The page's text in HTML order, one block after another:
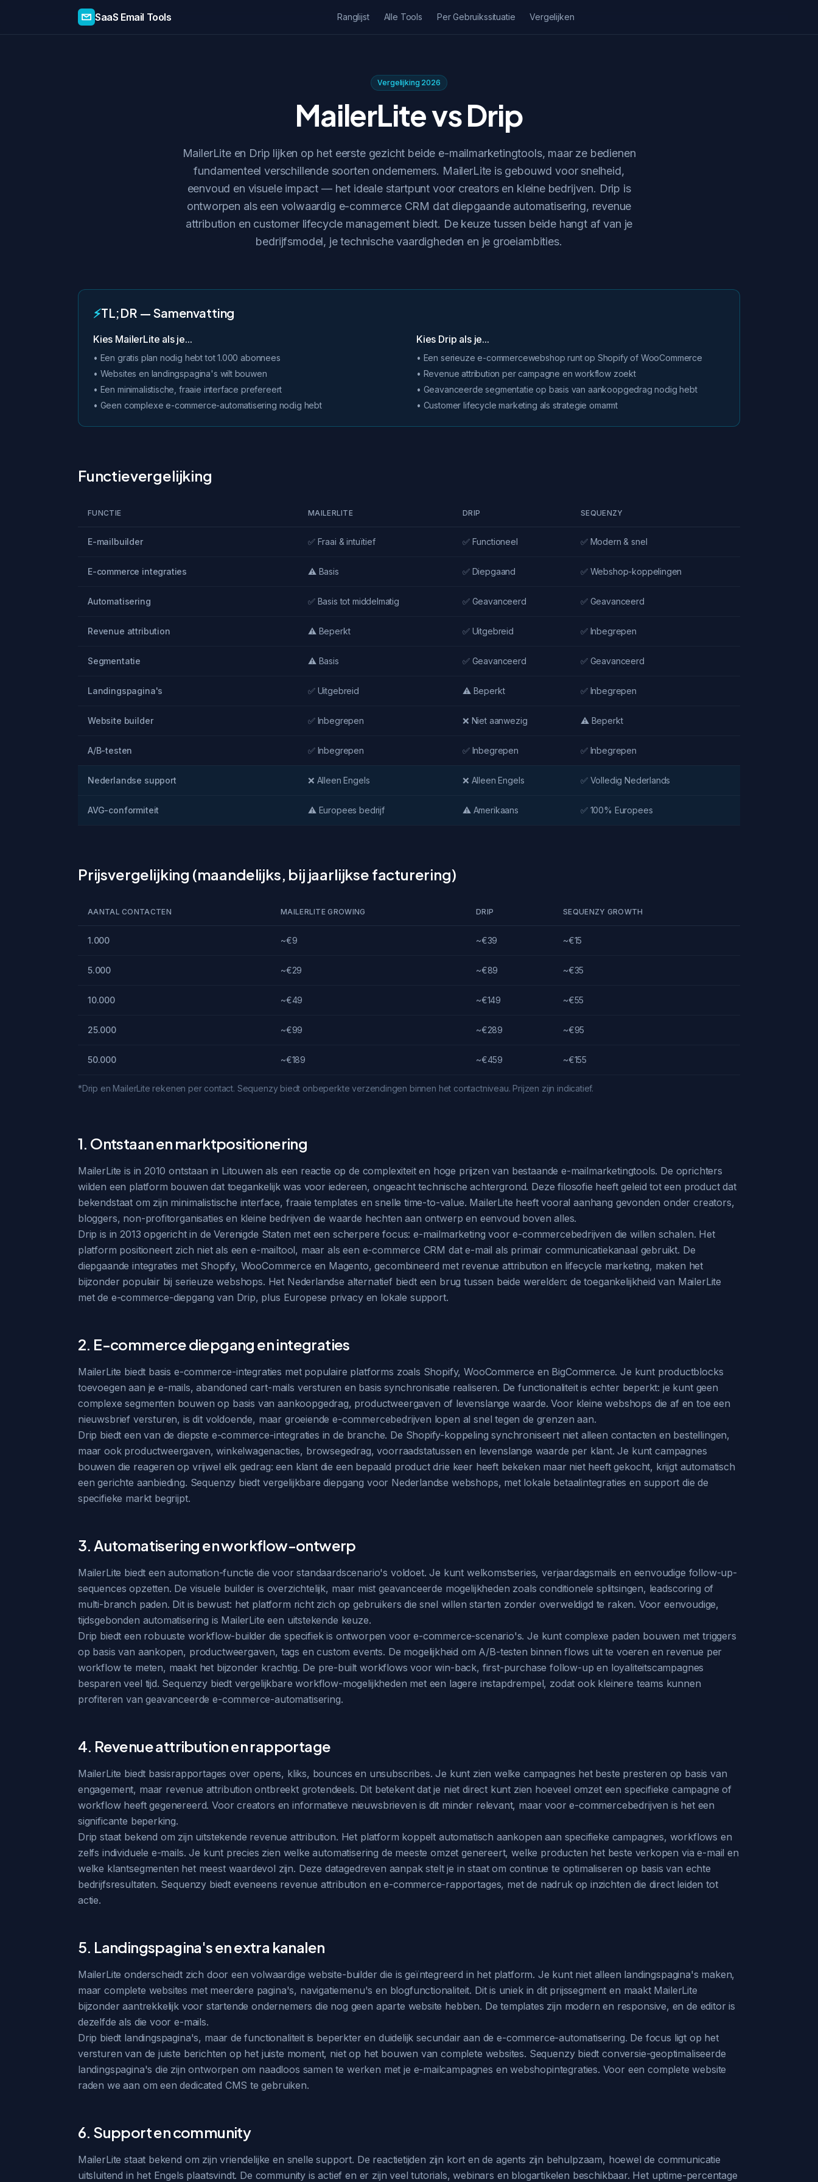
SaaS Email Tools Ranglijst Alle Tools Per Gebruikssituatie Vergelijken
Vergelijking 2026
MailerLite vs Drip
MailerLite en Drip lijken op het eerste gezicht beide e-mailmarketingtools, maar ze bedienen
fundamenteel verschillende soorten ondernemers. MailerLite is gebouwd voor snelheid,
eenvoud en visuele impact — het ideale startpunt voor creators en kleine bedrijven. Drip is
ontworpen als een volwaardig e-commerce CRM dat diepgaande automatisering, revenue
attribution en customer lifecycle management biedt. De keuze tussen beide hangt af van je
bedrijfsmodel, je technische vaardigheden en je groeiambities.
⚡TL;DR — Samenvatting
Kies MailerLite als je...
• Een gratis plan nodig hebt tot 1.000 abonnees
• Websites en landingspagina's wilt bouwen
• Een minimalistische, fraaie interface prefereert
• Geen complexe e-commerce-automatisering nodig hebt
Kies Drip als je...
• Een serieuze e-commercewebshop runt op Shopify of WooCommerce
• Revenue attribution per campagne en workflow zoekt
• Geavanceerde segmentatie op basis van aankoopgedrag nodig hebt
• Customer lifecycle marketing als strategie omarmt
Functievergelijking
FUNCTIE MAILERLITE DRIP SEQUENZY
E-mailbuilder ✅ Fraai & intuïtief ✅ Functioneel ✅ Modern & snel
E-commerce integraties ⚠️ Basis ✅ Diepgaand ✅ Webshop-koppelingen
Automatisering ✅ Basis tot middelmatig ✅ Geavanceerd ✅ Geavanceerd
Revenue attribution ⚠️ Beperkt ✅ Uitgebreid ✅ Inbegrepen
Segmentatie ⚠️ Basis ✅ Geavanceerd ✅ Geavanceerd
Landingspagina's ✅ Uitgebreid ⚠️ Beperkt ✅ Inbegrepen
Website builder ✅ Inbegrepen ❌ Niet aanwezig ⚠️ Beperkt
A/B-testen ✅ Inbegrepen ✅ Inbegrepen ✅ Inbegrepen
Nederlandse support ❌ Alleen Engels ❌ Alleen Engels ✅ Volledig Nederlands
AVG-conformiteit ⚠️ Europees bedrijf ⚠️ Amerikaans ✅ 100% Europees
Prijsvergelijking (maandelijks, bij jaarlijkse facturering)
AANTAL CONTACTEN MAILERLITE GROWING DRIP SEQUENZY GROWTH
1.000 ~€9 ~€39 ~€15
5.000 ~€29 ~€89 ~€35
10.000 ~€49 ~€149 ~€55
25.000 ~€99 ~€289 ~€95
50.000 ~€189 ~€459 ~€155
*Drip en MailerLite rekenen per contact. Sequenzy biedt onbeperkte verzendingen binnen het contactniveau. Prijzen zijn indicatief.
1. Ontstaan en marktpositionering
MailerLite is in 2010 ontstaan in Litouwen als een reactie op de complexiteit en hoge prijzen van bestaande e-mailmarketingtools. De oprichters
wilden een platform bouwen dat toegankelijk was voor iedereen, ongeacht technische achtergrond. Deze filosofie heeft geleid tot een product dat
bekendstaat om zijn minimalistische interface, fraaie templates en snelle time-to-value. MailerLite heeft vooral aanhang gevonden onder creators,
bloggers, non-profitorganisaties en kleine bedrijven die waarde hechten aan ontwerp en eenvoud boven alles.
Drip is in 2013 opgericht in de Verenigde Staten met een scherpere focus: e-mailmarketing voor e-commercebedrijven die willen schalen. Het
platform positioneert zich niet als een e-mailtool, maar als een e-commerce CRM dat e-mail als primair communicatiekanaal gebruikt. De
diepgaande integraties met Shopify, WooCommerce en Magento, gecombineerd met revenue attribution en lifecycle marketing, maken het
bijzonder populair bij serieuze webshops. Het Nederlandse alternatief biedt een brug tussen beide werelden: de toegankelijkheid van MailerLite
met de e-commerce-diepgang van Drip, plus Europese privacy en lokale support.
2. E-commerce diepgang en integraties
MailerLite biedt basis e-commerce-integraties met populaire platforms zoals Shopify, WooCommerce en BigCommerce. Je kunt productblocks
toevoegen aan je e-mails, abandoned cart-mails versturen en basis synchronisatie realiseren. De functionaliteit is echter beperkt: je kunt geen
complexe segmenten bouwen op basis van aankoopgedrag, productweergaven of levenslange waarde. Voor kleine webshops die af en toe een
nieuwsbrief versturen, is dit voldoende, maar groeiende e-commercebedrijven lopen al snel tegen de grenzen aan.
Drip biedt een van de diepste e-commerce-integraties in de branche. De Shopify-koppeling synchroniseert niet alleen contacten en bestellingen,
maar ook productweergaven, winkelwagenacties, browsegedrag, voorraadstatussen en levenslange waarde per klant. Je kunt campagnes
bouwen die reageren op vrijwel elk gedrag: een klant die een bepaald product drie keer heeft bekeken maar niet heeft gekocht, krijgt automatisch
een gerichte aanbieding. Sequenzy biedt vergelijkbare diepgang voor Nederlandse webshops, met lokale betaalintegraties en support die de
specifieke markt begrijpt.
3. Automatisering en workflow-ontwerp
MailerLite biedt een automation-functie die voor standaardscenario's voldoet. Je kunt welkomstseries, verjaardagsmails en eenvoudige follow-up-
sequences opzetten. De visuele builder is overzichtelijk, maar mist geavanceerde mogelijkheden zoals conditionele splitsingen, leadscoring of
multi-branch paden. Dit is bewust: het platform richt zich op gebruikers die snel willen starten zonder overweldigd te raken. Voor eenvoudige,
tijdsgebonden automatisering is MailerLite een uitstekende keuze.
Drip biedt een robuuste workflow-builder die specifiek is ontworpen voor e-commerce-scenario's. Je kunt complexe paden bouwen met triggers
op basis van aankopen, productweergaven, tags en custom events. De mogelijkheid om A/B-testen binnen flows uit te voeren en revenue per
workflow te meten, maakt het bijzonder krachtig. De pre-built workflows voor win-back, first-purchase follow-up en loyaliteitscampagnes
besparen veel tijd. Sequenzy biedt vergelijkbare workflow-mogelijkheden met een lagere instapdrempel, zodat ook kleinere teams kunnen
profiteren van geavanceerde e-commerce-automatisering.
4. Revenue attribution en rapportage
MailerLite biedt basisrapportages over opens, kliks, bounces en unsubscribes. Je kunt zien welke campagnes het beste presteren op basis van
engagement, maar revenue attribution ontbreekt grotendeels. Dit betekent dat je niet direct kunt zien hoeveel omzet een specifieke campagne of
workflow heeft gegenereerd. Voor creators en informatieve nieuwsbrieven is dit minder relevant, maar voor e-commercebedrijven is het een
significante beperking.
Drip staat bekend om zijn uitstekende revenue attribution. Het platform koppelt automatisch aankopen aan specifieke campagnes, workflows en
zelfs individuele e-mails. Je kunt precies zien welke automatisering de meeste omzet genereert, welke producten het beste verkopen via e-mail en
welke klantsegmenten het meest waardevol zijn. Deze datagedreven aanpak stelt je in staat om continue te optimaliseren op basis van echte
bedrijfsresultaten. Sequenzy biedt eveneens revenue attribution en e-commerce-rapportages, met de nadruk op inzichten die direct leiden tot
actie.
5. Landingspagina's en extra kanalen
MailerLite onderscheidt zich door een volwaardige website-builder die is geïntegreerd in het platform. Je kunt niet alleen landingspagina's maken,
maar complete websites met meerdere pagina's, navigatiemenu's en blogfunctionaliteit. Dit is uniek in dit prijssegment en maakt MailerLite
bijzonder aantrekkelijk voor startende ondernemers die nog geen aparte website hebben. De templates zijn modern en responsive, en de editor is
dezelfde als die voor e-mails.
Drip biedt landingspagina's, maar de functionaliteit is beperkter en duidelijk secundair aan de e-commerce-automatisering. De focus ligt op het
versturen van de juiste berichten op het juiste moment, niet op het bouwen van complete websites. Sequenzy biedt conversie-geoptimaliseerde
landingspagina's die zijn ontworpen om naadloos samen te werken met je e-mailcampagnes en webshopintegraties. Voor een complete website
raden we aan om een dedicated CMS te gebruiken.
6. Support en community
MailerLite staat bekend om zijn vriendelijke en snelle support. De reactietijden zijn kort en de agents zijn behulpzaam, hoewel de communicatie
uitsluitend in het Engels plaatsvindt. De community is actief en er zijn veel tutorials, webinars en blogartikelen beschikbaar. Het uptime-percentage